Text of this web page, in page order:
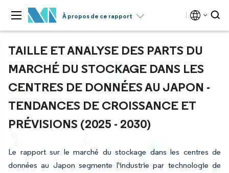
À propos de ce rapport
TAILLE ET ANALYSE DES PARTS DU
MARCHÉ DU STOCKAGE DANS LES
CENTRES DE DONNÉES AU JAPON -
TENDANCES DE CROISSANCE ET
PRÉVISIONS (2025 - 2030)
Le rapport sur le marché du stockage dans les centres de
données au Japon segmente l'industrie par technologie de